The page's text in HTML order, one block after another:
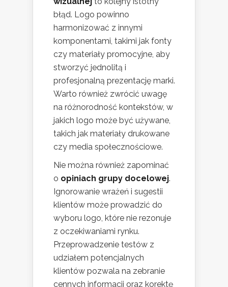
błąd. Logo powinno
harmonizować z innymi
komponentami, takimi jak fonty
czy materiały promocyjne, aby
stworzyć jednolitą i
profesjonalną prezentację marki.
Warto również zwrócić uwagę
na różnorodność kontekstów, w
jakich logo może być używane,
takich jak materiały drukowane
czy media społecznościowe.
Nie można również zapominać
o opiniach grupy docelowej.
Ignorowanie wrażeń i sugestii
klientów może prowadzić do
wyboru logo, które nie rezonuje
z oczekiwaniami rynku.
Przeprowadzenie testów z
udziałem potencjalnych
klientów pozwala na zebranie
cennych informacji oraz korektę